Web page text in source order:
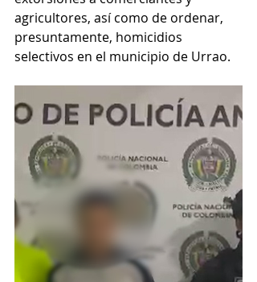
agricultores, así como de ordenar,
presuntamente, homicidios
selectivos en el municipio de Urrao.